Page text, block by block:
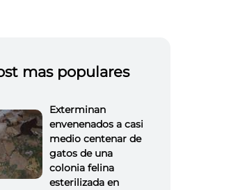
mas populares
Exterminan
envenenados a casi
medio centenar de
gatos de una
colonia felina
esterilizada en